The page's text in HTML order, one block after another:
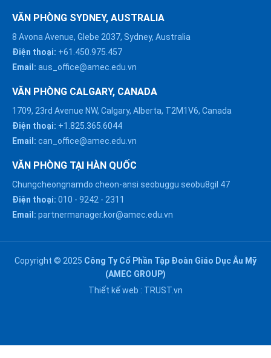
VĂN PHÒNG SYDNEY, AUSTRALIA
8 Avona Avenue, Glebe 2037, Sydney, Australia
Điện thoại: +61.450.975.457
Email: aus_office@amec.edu.vn
VĂN PHÒNG CALGARY, CANADA
1709, 23rd Avenue NW, Calgary, Alberta, T2M1V6, Canada
Điện thoại: +1.825.365.6044
Email: can_office@amec.edu.vn
VĂN PHÒNG TẠI HÀN QUỐC
Chungcheongnamdo cheon-ansi seobuggu seobu8gil 47
Điện thoại: 010 - 9242 - 2311
Email: partnermanager.kor@amec.edu.vn
Copyright © 2025 Công Ty Cổ Phần Tập Đoàn Giáo Dục Âu Mỹ
(AMEC GROUP)
Thiết kế web : TRUST.vn
HÀ NỘI :
0914863466
ĐÀ NẴNG :
0916082128
HỒ CHÍ MINH :
0911002551
Chat với chúng tôi trên
Zalo